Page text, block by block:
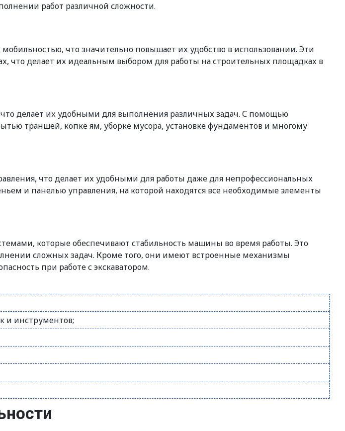
работ различной сложности.
что значительно повышает их удобство в использовании. Эти
что делает их идеальным выбором для работы на строительных площадках в
делает их удобными для выполнения различных задач. С помощью
траншей, копке ям, уборке мусора, установке фундаментов и многому
что делает их удобными для работы даже для непрофессиональных
и панелью управления, на которой находятся все необходимые элементы
которые обеспечивают стабильность машины во время работы. Это
сложных задач. Кроме того, они имеют встроенные механизмы
при работе с экскаватором.
и инструментов;